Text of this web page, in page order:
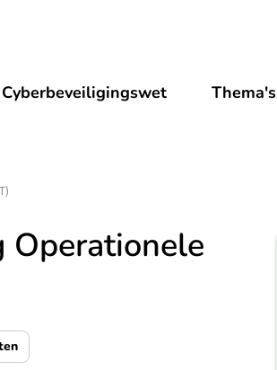
Cyberbeveiligingswet Thema's
Operationele